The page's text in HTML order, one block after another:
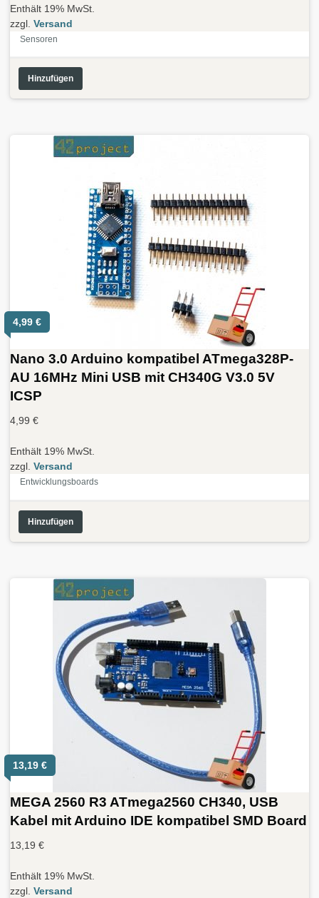
Enthält 19% MwSt.
zzgl. Versand
Sensoren
Hinzufügen
4,99 €
Nano 3.0 Arduino kompatibel ATmega328P-
AU 16MHz Mini USB mit CH340G V3.0 5V
ICSP
4,99 €
Enthält 19% MwSt.
zzgl. Versand
Entwicklungsboards
Hinzufügen
13,19 €
MEGA 2560 R3 ATmega2560 CH340, USB
Kabel mit Arduino IDE kompatibel SMD Board
13,19 €
Enthält 19% MwSt.
zzgl. Versand